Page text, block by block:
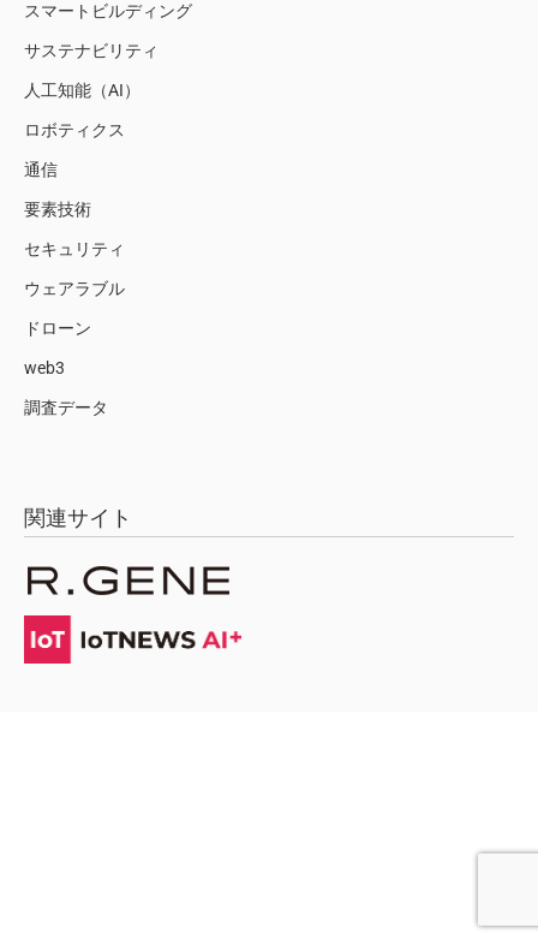
スマートビルディング
サステナビリティ
人工知能（AI）
ロボティクス
通信
要素技術
セキュリティ
ウェアラブル
ドローン
web3
調査データ
関連サイト